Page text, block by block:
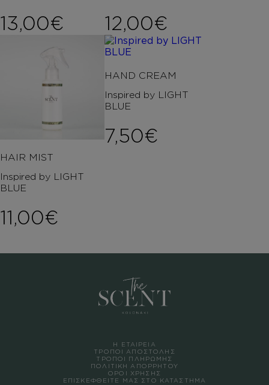
13,00€ 12,00€
HAIR MIST
Inspired by LIGHT
BLUE
11,00€
HAND CREAM
Inspired by LIGHT
BLUE
7,50€
Η ΕΤΑΙΡΕΙΑ
ΤΡΟΠΟΙ ΑΠΟΣΤΟΛΗΣ
ΤΡΟΠΟΙ ΠΛΗΡΩΜΗΣ
ΠΟΛΙΤΙΚΗ ΑΠΟΡΡΗΤΟΥ
ΟΡΟΙ ΧΡΗΣΗΣ
ΕΠΙΣΚΕΦΘΕΙΤΕ ΜΑΣ ΣΤΟ ΚΑΤΑΣΤΗΜΑ